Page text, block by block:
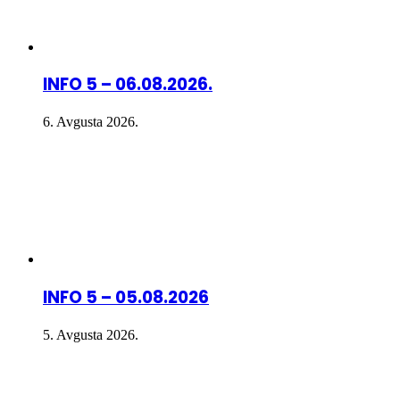
INFO 5 – 06.08.2026.
6. Avgusta 2026.
INFO 5 – 05.08.2026
5. Avgusta 2026.